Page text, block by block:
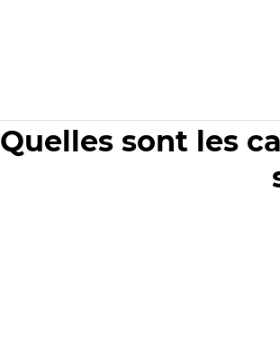
Quelles sont les